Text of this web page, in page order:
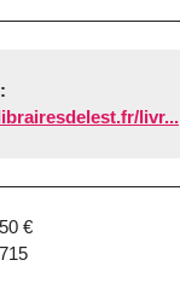
livr...
€